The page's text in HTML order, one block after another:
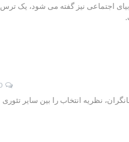
اجتماعی نیز گفته می شود، یک ترس
نظریه انتخاب را بین سایر تئوری